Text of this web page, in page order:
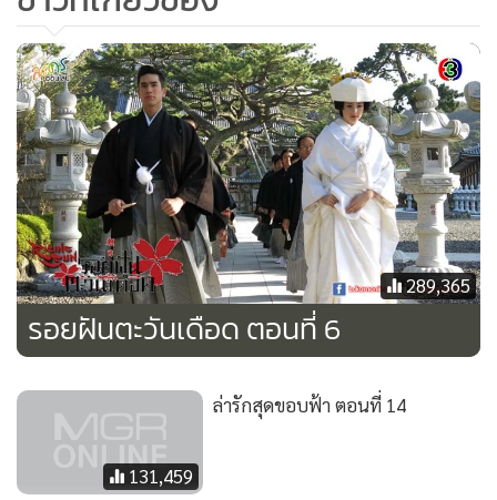
“ทำไงดี ตอนนี้ฉันเริ่มเป็นห่วงนายซะแล้วล่ะ อย่ารีบพูดไป นาย
ต้องโดนไล่ออกแน่”
ยิ่วเชียนยิ้มๆ เยี่ยนเจ๋อเครียด
“เฮ่อ นายให้อันซีมา ไม่ใช่เพราะเรื่องสัญญาใช่มั้ย”
ยิ่วเชียนนึกถึงเหตุการณ์วันนั้น ที่เขาให้อันซีไปค้นเอกสารในห้อง
ทำงานของเยี่ยนเจ๋อ จากนั้นอันซีก็เดินออกมากับหยาเอิน แต่คน
ที่เข้าไปค้นหาเอกสารจริงๆ คือต้าอี๋
“เป้าหมายที่แท้จริง ไม่ใช่หาสัญญาสร้างโรงงานบำบัดของเสีย
เพราะคนระมัดระวังอย่างเยี่ยนเจ๋อ ร่วมมือกับกองทุนรัสเซีย ต้อง
เก็บหลักฐานไว้ปกป้องตัวเองแน่ นี่ต่างหาก ถึงจะเป็นเป้าหมายที่
เราต้องการหา”
ระหว่างนั้นเสียงโทรศัพท์ของเยี่ยนเจ๋อดังขึ้น เขาหยิบโทรศัพท์มา
ดู ปรากฏว่าเป็นสายจากโทรศัพท์ของเขาอีกเครื่องหนึ่ง ซึ่งใน
ศัพท์ของเยี่ยนเจ๋อที่ต้าอี๋ไปค้นมาได้ และเป็นหลักฐานที่จะเอาผิด
289,365
รอยฝันตะวันเดือด ตอนที่ 6
131,459
ล่ารักสุดขอบฟ้า ตอนที่ 14